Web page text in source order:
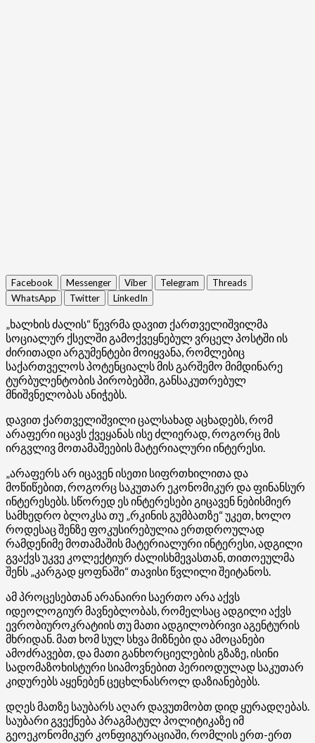
Facebook Messenger Viber Telegram
Threads
WhatsApp
Twitter LinkedIn
„ხალხის ძალის“ წევრმა დავით ქართველიშვილმა
სოციალურ ქსელში გამოქვეყნებულ ვრცელ პოსტში ის
ძირითადი არგუმენტები მოიყვანა, რომლებიც
საქართველოს პოტენციალს მის გარშემო მიმდინარე
ტურბულენტობის პირობებში, განსაკუთრებულ
მნიშვნელობას ანიჭებს.
დავით ქართველიშვილი ცალსახად აცხადებს, რომ
არაფერი იცავს ქვეყანას ისე ძლიერად, როგორც მის
ირგვლივ მოთამაშეების მატერიალური ინტერესი.
„არაფერს არ იცავენ ისეთი სიფრთხილითა და
მოწიწებით, როგორც საკუთარ ეკონომიკურ და ფინანსურ
ინტერესებს. სწორედ ეს ინტერესები გიცავენ ნებისმიერ
სამხედრო ბლოკსა თუ „რკინის გუმბათზე“ უკეთ, ხოლო
როდესაც შენზე ფოკუსირებულია ერთდროულად
რამდენიმე მოთამაშის მატერიალური ინტერესი, ადგილი
გვაქვს უკვე კოლექტიურ ძალისხმევასთან, თითოეულმა
შენს „კარგად ყოფნაში“ თავისი წვლილი შეიტანოს.
ამ პროცესებთან არანაირი საერთო არა აქვს
იდეოლოგიურ მავნებლობას, რომელსაც ადგილი აქვს
ევრობიუროკრატიის თუ მათი ადგილობრივი აგენტურის
მხრიდან. მათ ხომ სულ სხვა მიზნები და ამოცანები
ამოძრავებთ, და მათი განხორციელების გზაზე, ისინი
სადომაზოხისტური სიამოვნებით პერიოდულად საკუთარ
კიდურებს აყენებენ ცეცხლნასროლ დაზიანებებს.
დღეს მათზე საუბარს აღარ დავუთმობთ დიდ ყურადღებას.
საუბარი გვექნება პრაგმატულ პოლიტიკაზე იმ
გეოეკონომიკურ კონფიგურაციაში, რომლის ერთ-ერთ